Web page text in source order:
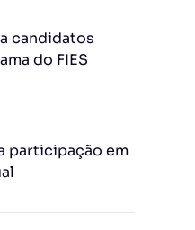
candidatos
do FIES
participação em